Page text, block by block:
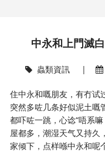
中永和上門滅
蟲類資訊|
住中永和嘅朋友，有冇试
突然多咗几条好似泥土嘅
都吓咗一跳，心谂“唔系
屋都多，潮湿天气又持久
家倾下，点样喺中永和呢